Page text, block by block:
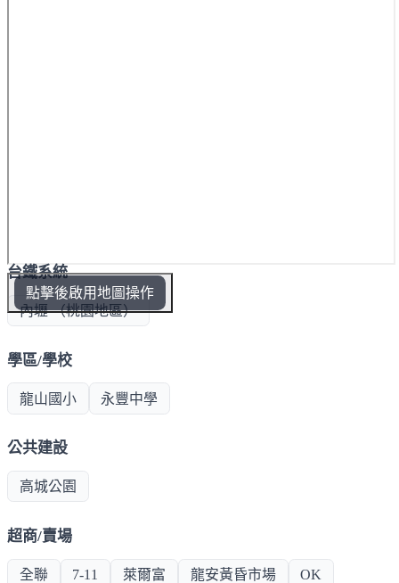
點擊後啟用地圖操作
台鐵系統
內壢 （桃園地區）
學區/學校
龍山國小 永豐中學
公共建設
高城公園
超商/賣場
全聯 7-11 萊爾富 龍安黃昏市場 OK